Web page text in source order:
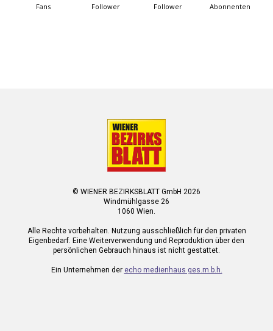
Fans Follower Follower Abonnenten
© WIENER BEZIRKSBLATT GmbH 2026
Windmühlgasse 26
1060 Wien.
Alle Rechte vorbehalten. Nutzung ausschließlich für den privaten
Eigenbedarf. Eine Weiterverwendung und Reproduktion über den
persönlichen Gebrauch hinaus ist nicht gestattet.
Ein Unternehmen der echo medienhaus ges.m.b.h.